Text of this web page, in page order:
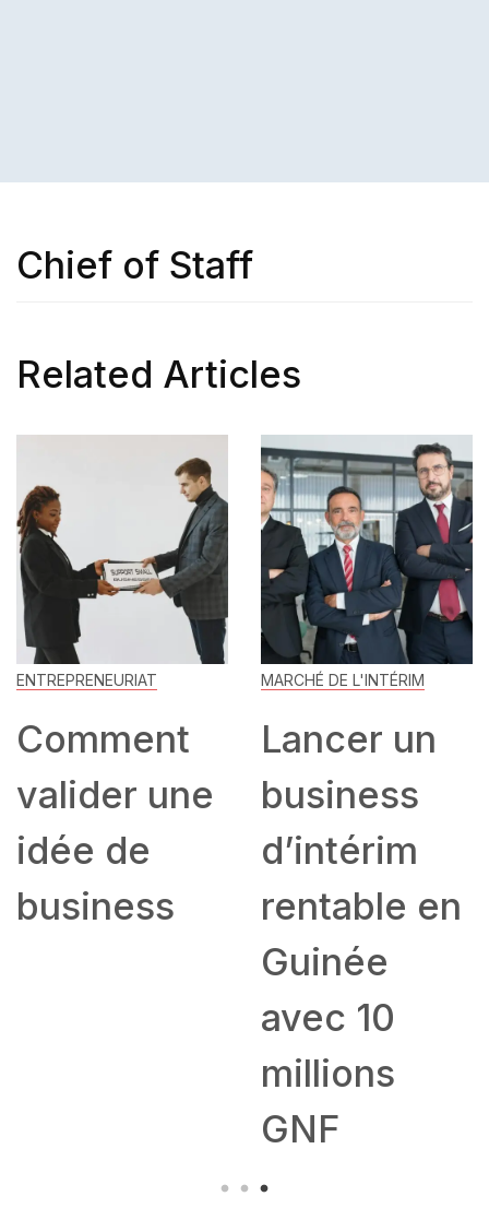
Chief of Staff
Related Articles
ENTREPRENEURIAT
Comment
valider une
idée de
business
MARCHÉ DE L'INTÉRIM
Lancer un
business
d’intérim
rentable en
Guinée
avec 10
millions
GNF